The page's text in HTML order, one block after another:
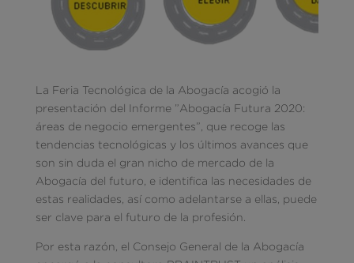
La Feria Tecnológica de la Abogacía acogió la
presentación del Informe ”Abogacía Futura 2020:
áreas de negocio emergentes”, que recoge las
tendencias tecnológicas y los últimos avances que
son sin duda el gran nicho de mercado de la
Abogacía del futuro, e identifica las necesidades de
estas realidades, así como adelantarse a ellas, puede
ser clave para el futuro de la profesión.
Por esta razón, el Consejo General de la Abogacía